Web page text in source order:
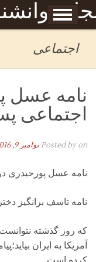
to content
برگه نمونه
اجتماعی
نامه عسل
اجتماعی
Posted byon نوامبر 9, 2016
نامه عسل پورحیدری
نامه تاسف برانگیز دختر
که روز گذشته
آمریکا به ایران